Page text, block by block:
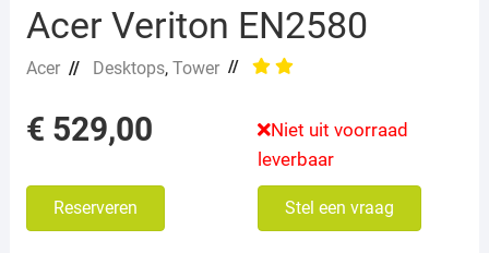
Acer Veriton EN2580
Acer// Desktops, Tower//
€ 529,00
Niet uit voorraad
leverbaar
Reserveren Stel een vraag